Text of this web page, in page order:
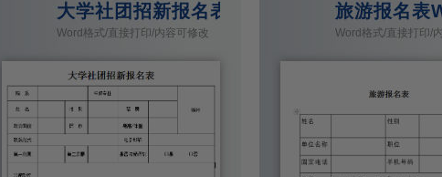
大学社团招新报名表word模板
Word格式/直接打印/内容可修改
旅游报名表
Word格式/直接打印/